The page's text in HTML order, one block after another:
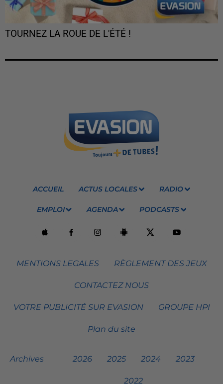
TOURNEZ LA ROUE DE L'ÉTÉ !
ACCUEIL ACTUS LOCALES RADIO
EMPLOI AGENDA PODCASTS
MENTIONS LEGALES RÈGLEMENT DES JEUX
CONTACTEZ NOUS
VOTRE PUBLICITÉ SUR EVASION GROUPE HPI
Plan du site
Archives 2026 2025 2024 2023
2022